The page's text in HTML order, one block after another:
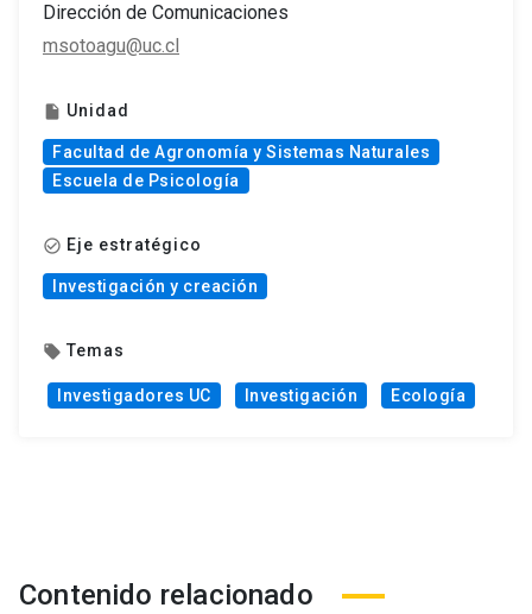
Dirección de Comunicaciones
msotoagu@uc.cl
insert_drive_file Unidad
Facultad de Agronomía y Sistemas Naturales
Escuela de Psicología
check_circle_outline Eje estratégico
Investigación y creación
local_offer Temas
Investigadores UC Investigación Ecología
Contenido relacionado